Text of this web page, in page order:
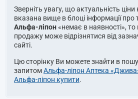
Зверніть увагу, що актуальність ціни
вказана вище в блоці інформації
Альфа-ліпон«немає в наявності»,
продажу може відрізнятися від
сайті.
Цю сторінку Ви можете знайти в
запитомАльфа-ліпон Аптека
Альфа-ліпон купити.